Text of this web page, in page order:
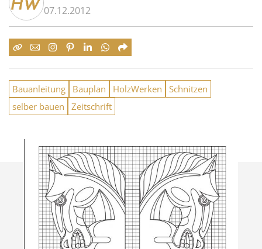
07.12.2012
Bauanleitung Bauplan HolzWerken
Schnitzen
selber bauen
Zeitschrift